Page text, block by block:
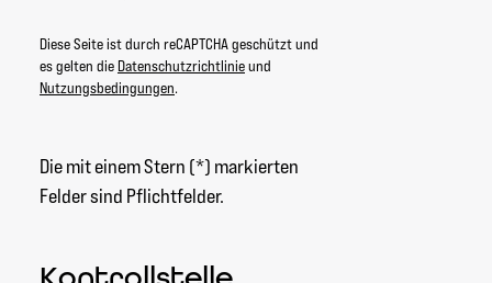
Diese Seite ist durch reCAPTCHA geschützt und
es gelten die Datenschutzrichtlinieund
Nutzungsbedingungen.
Die mit einem Stern (*) markierten
Felder sind Pflichtfelder.